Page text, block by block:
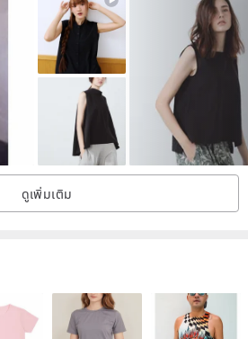
naturally
and dark-colored clothes separately to
after payment is received.
much manpower
of the little boss
ดูเพิ่มเติม